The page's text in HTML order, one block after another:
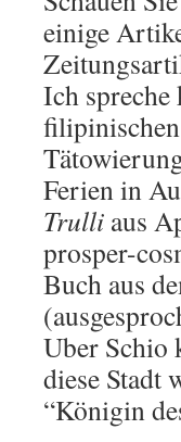
einige
Ich
Ferien in
Trulli aus
prosper-
Buch aus
Uber Schio
diese Stadt
“Königin